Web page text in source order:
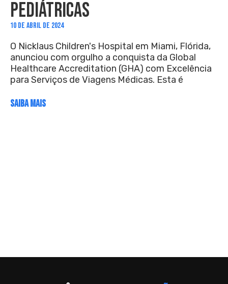
PEDIÁTRICAS
10 DE ABRIL DE 2024
O Nicklaus Children's Hospital em Miami, Flórida,
anunciou com orgulho a conquista da Global
Healthcare Accreditation (GHA) com Excelência
para Serviços de Viagens Médicas. Esta é
SAIBA MAIS